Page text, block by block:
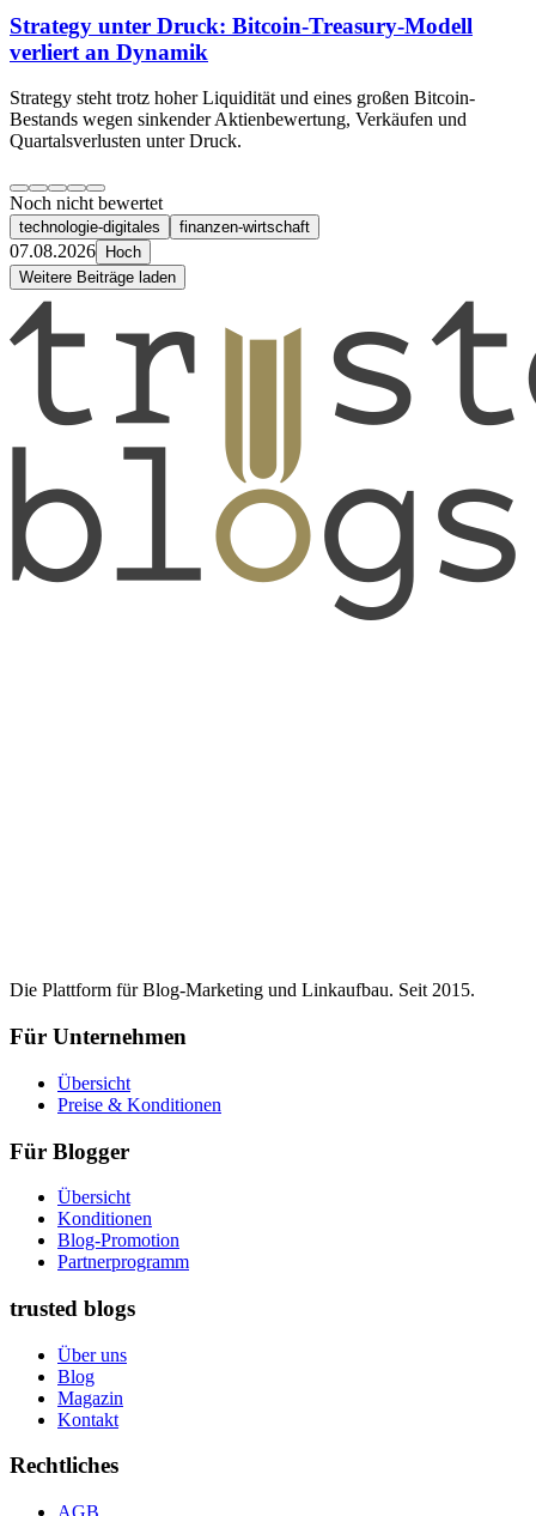
Strategy unter Druck: Bitcoin-Treasury-Modell
verliert an Dynamik
Strategy steht trotz hoher Liquidität und eines großen Bitcoin-
Bestands wegen sinkender Aktienbewertung, Verkäufen und
Quartalsverlusten unter Druck.
Noch nicht bewertet
technologie-digitales finanzen-wirtschaft
07.08.2026
Hoch
Weitere Beiträge laden
Die Plattform für Blog-Marketing und Linkaufbau. Seit 2015.
Für Unternehmen
Übersicht
Preise & Konditionen
Für Blogger
Übersicht
Konditionen
Blog-Promotion
Partnerprogramm
trusted blogs
Über uns
Blog
Magazin
Kontakt
Rechtliches